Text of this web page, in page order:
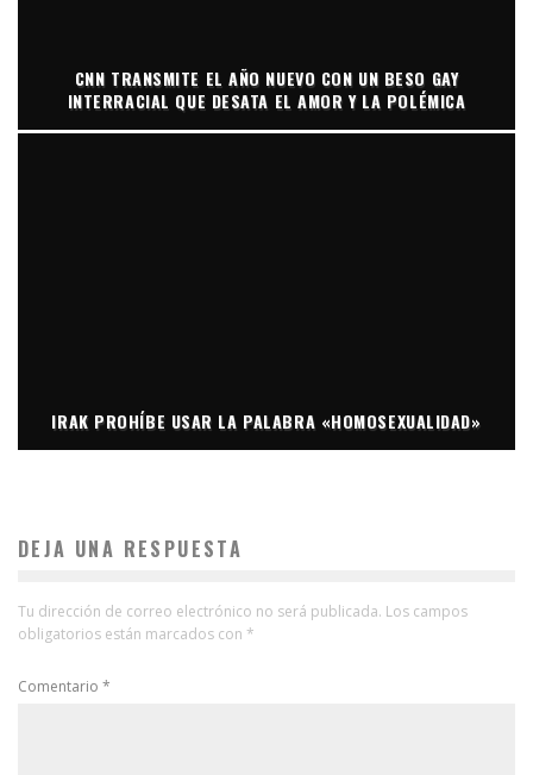
CNN TRANSMITE EL AÑO NUEVO CON UN BESO GAY
INTERRACIAL QUE DESATA EL AMOR Y LA POLÉMICA
IRAK PROHÍBE USAR LA PALABRA «HOMOSEXUALIDAD»
DEJA UNA RESPUESTA
Tu dirección de correo electrónico no será publicada. Los campos
obligatorios están marcados con *
Comentario *